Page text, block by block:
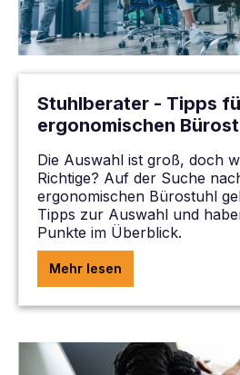
Stuhlberater - Tipps
ergonomischen
Die Auswahl ist groß, doch
Richtige? Auf der Suche
ergonomischen Bürostuhl
Tipps zur Auswahl und
Punkte im Überblick.
Mehr lesen